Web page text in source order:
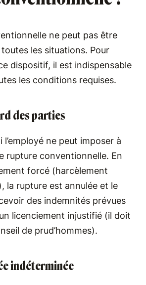
ne peut pas être
les situations. Pour
dispositif, il est indispensable
les conditions requises.
des parties
l’employé ne peut imposer à
rupture conventionnelle. En
forcé (harcèlement
la rupture est annulée et le
des indemnités prévues
licenciement injustifié (il doit
de prud’hommes).
indéterminée